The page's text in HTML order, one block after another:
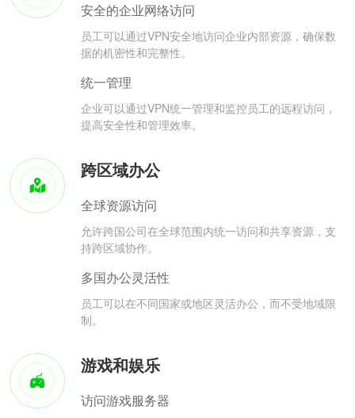
安全的企业网络访问
员工可以通过VPN安全地访问企业内部资源，确保数
据的机密性和完整性。
统一管理
企业可以通过VPN统一管理和监控员工的远程访问，
提高安全性和管理效率。
跨区域办公
全球资源访问
允许跨国公司在全球范围内统一访问和共享资源，支
持跨区域协作。
多国办公灵活性
员工可以在不同国家或地区灵活办公，而不受地域限
制。
游戏和娱乐
访问游戏服务器